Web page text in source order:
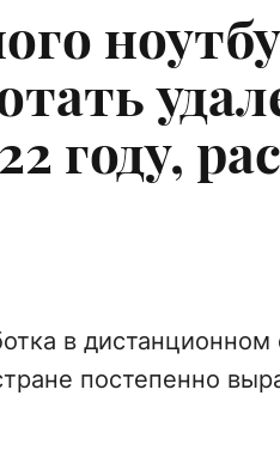
году,
в дистанционном
постепенно